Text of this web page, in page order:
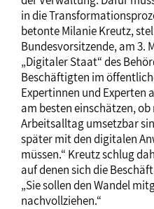
in die
betonte Milanie Kreutz,
Bundesvorsitzende, am 3.
„Digitaler Staat“ des
Beschäftigten im
Expertinnen und Experten
am besten einschätzen, ob
Arbeitsalltag umsetzbar
später mit den digitalen
müssen.“ Kreutz schlug
auf denen sich die
„Sie sollen den Wandel
nachvollziehen.“